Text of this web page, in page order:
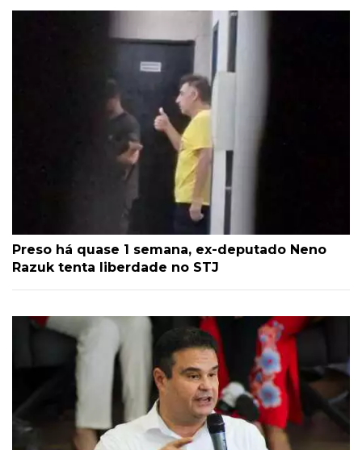
Preso há quase 1 semana, ex-deputado Neno
Razuk tenta liberdade no STJ